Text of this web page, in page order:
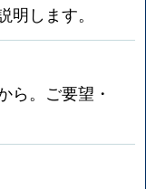
します。
ら。ご要望・